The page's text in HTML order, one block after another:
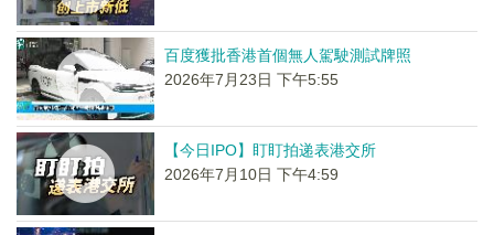
百度獲批香港首個無人駕駛測試牌照
2026年7月23日 下午5:55
【今日IPO】盯盯拍递表港交所
2026年7月10日 下午4:59